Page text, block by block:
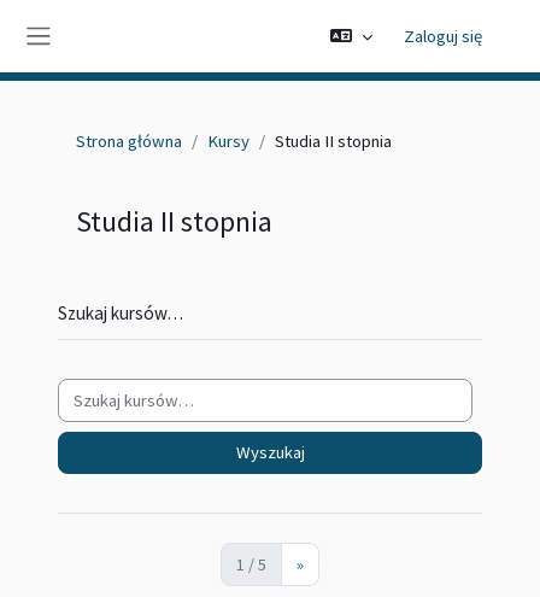
Zaloguj się
Strona główna Kursy Studia II stopnia
Studia II stopnia
Szukaj kursów…
Wyszukaj
1 / 5 »